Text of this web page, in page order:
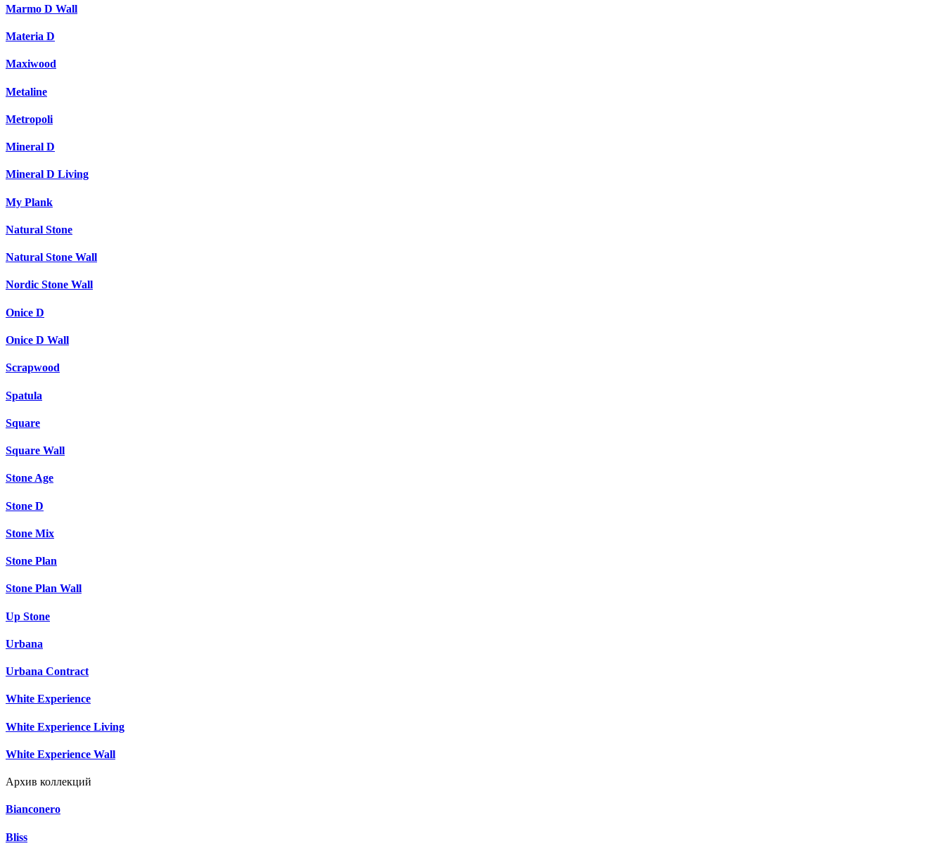
Marmo D Wall
Materia D
Maxiwood
Metaline
Metropoli
Mineral D
Mineral D Living
My Plank
Natural Stone
Natural Stone Wall
Nordic Stone Wall
Onice D
Onice D Wall
Scrapwood
Spatula
Square
Square Wall
Stone Age
Stone D
Stone Mix
Stone Plan
Stone Plan Wall
Up Stone
Urbana
Urbana Contract
White Experience
White Experience Living
White Experience Wall
Архив коллекций
Bianconero
Bliss